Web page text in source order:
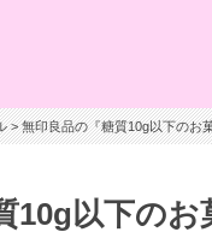
> 無印良品の『糖質10g以下の
10g以下の